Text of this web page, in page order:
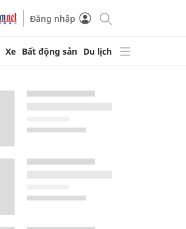
Đăng nhập
Xe Bất động sản Du lịch